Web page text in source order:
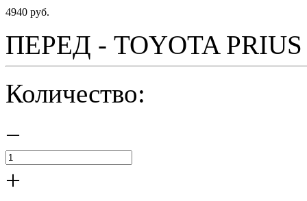
4940 руб.
ПЕРЕД - TOYOTA PRIUS
Количество:
−
+